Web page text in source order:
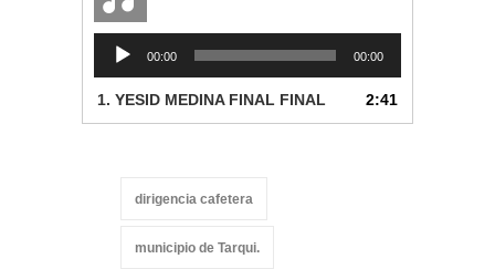
Reproductor
00:00 00:00
1. YESID MEDINA FINAL FINAL 2:41
dirigencia cafetera
municipio de Tarqui.